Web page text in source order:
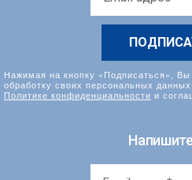
Нажимая на кнопку «Подписаться», Вы
обработку своих персональных данных
Политике конфиденциальности и